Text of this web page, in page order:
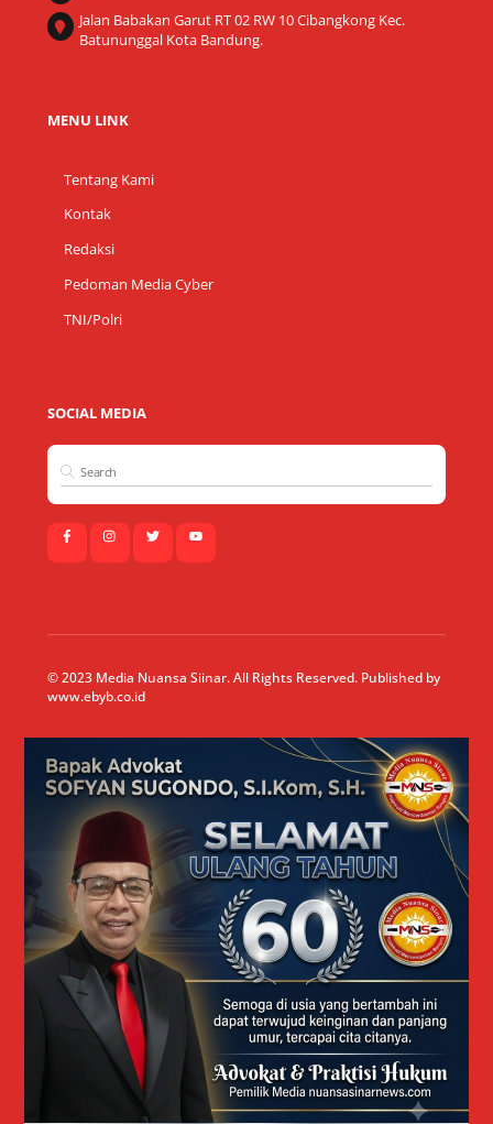
Jalan Babakan Garut RT 02 RW 10 Cibangkong Kec.
Batununggal Kota Bandung.
MENU LINK
Tentang Kami
Kontak
Redaksi
Pedoman Media Cyber
TNI/Polri
SOCIAL MEDIA
© 2023 Media Nuansa Siinar. All Rights Reserved. Published by
www.ebyb.co.id